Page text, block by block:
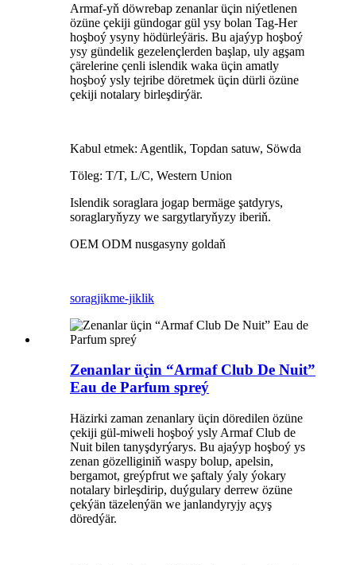
Armaf-yň döwrebap zenanlar üçin niýetlenen
özüne çekiji gündogar gül ysy bolan Tag-Her
hoşboý ysyny hödürleýäris. Bu ajaýyp hoşboý
ysy gündelik gezelençlerden başlap, uly agşam
çärelerine çenli islendik waka üçin amatly
hoşboý ysly tejribe döretmek üçin dürli özüne
çekiji notalary birleşdirýär.
Kabul etmek: Agentlik, Topdan satuw, Söwda
Töleg: T/T, L/C, Western Union
Islendik soraglara jogap bermäge şatdyrys,
soraglaryňyzy we sargytlaryňyzy iberiň.
OEM ODM nusgasyny goldaň
soragjikme-jiklik
Zenanlar üçin “Armaf Club De Nuit”
Eau de Parfum spreý
Häzirki zaman zenanlary üçin döredilen özüne
çekiji gül-miweli hoşboý ysly Armaf Club de
Nuit bilen tanyşdyrýarys. Bu ajaýyp hoşboý ys
zenan gözelliginiň waspy bolup, apelsin,
bergamot, greýpfrut we şaftaly ýaly ýokary
notalary birleşdirip, duýgulary derrew özüne
çekýän täzelenýän we janlandyryjy açyş
döredýär.